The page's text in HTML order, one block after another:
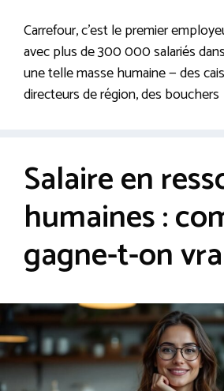
Carrefour, c’est le premier
avec plus de 300 000 salariés
une telle masse humaine — des
directeurs de région, des bouchers
Salaire en
humaines :
gagne-t-on